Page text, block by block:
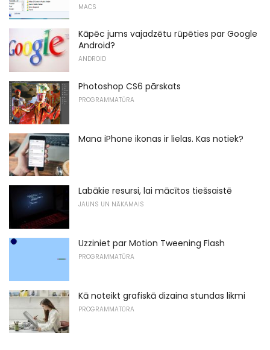
MACS
Kāpēc jums vajadzētu rūpēties par Google
Android?
ANDROID
Photoshop CS6 pārskats
PROGRAMMATŪRA
Mana iPhone ikonas ir lielas. Kas notiek?
Labākie resursi, lai mācītos tiešsaistē
JAUNS UN NĀKAMAIS
Uzziniet par Motion Tweening Flash
PROGRAMMATŪRA
Kā noteikt grafiskā dizaina stundas likmi
PROGRAMMATŪRA